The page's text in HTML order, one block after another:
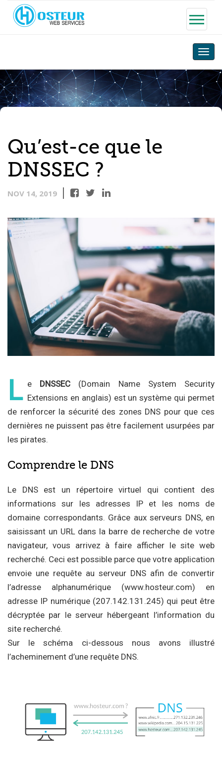
Toggle
Qu’est-ce que le
DNSSEC ?
NOV 14, 2019
L e DNSSEC (Domain Name System Security
Extensions en anglais) est un système qui permet
de renforcer la sécurité des zones DNS pour que ces
dernières ne puissent pas être facilement usurpées par
les pirates.
Comprendre le DNS
Le DNS est un répertoire virtuel qui contient des
informations sur les adresses IP et les noms de
domaine correspondants. Grâce aux serveurs DNS, en
saisissant un URL dans la barre de recherche de votre
navigateur, vous arrivez à faire afficher le site web
recherché. Ceci est possible parce que votre application
envoie une requête au serveur DNS afin de convertir
l’adresse alphanumérique (www.hosteur.com) en
adresse IP numérique (207.142.131.245) qui peut être
décryptée par le serveur hébergeant l’information du
site recherché.
Sur le schéma ci-dessous nous avons illustré
l’acheminement d’une requête DNS.